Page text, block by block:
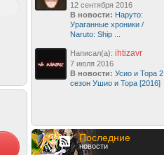
12 сентября 2016
В новости: Наруто:
Ураганные хроники /
Naruto: Ship ...
Написал(а): ihtizavr
7 июля 2016
В новости: Усио и Тора 2
сезон Ушио и Тора [2016]
Последние
новости